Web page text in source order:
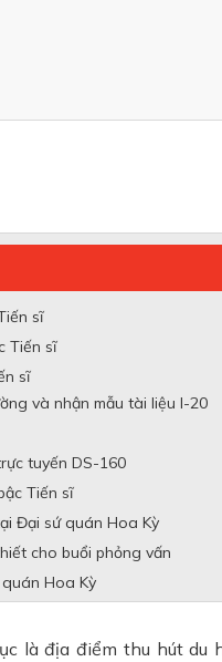
sĩ
Tiến sĩ
sĩ
và nhận mẫu tài liệu I-20
tuyến DS-160
Tiến sĩ
Đại sứ quán Hoa Kỳ
cho buổi phỏng vấn
Hoa Kỳ
là địa điểm thu hút du